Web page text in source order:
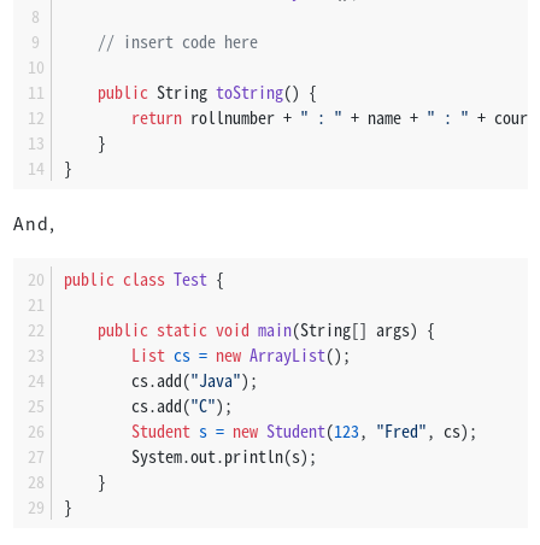
// insert code here
public String toString() {
return rollnumber + " : " + name + " : " +
    }
}
And,
public class Test {
public static void main(String[] args) {
List cs = new ArrayList();
        cs.add(
"Java");
        cs.add(
"C");
Student s = new Student(123, "Fred", cs);
        System.out.println(s);
    }
}